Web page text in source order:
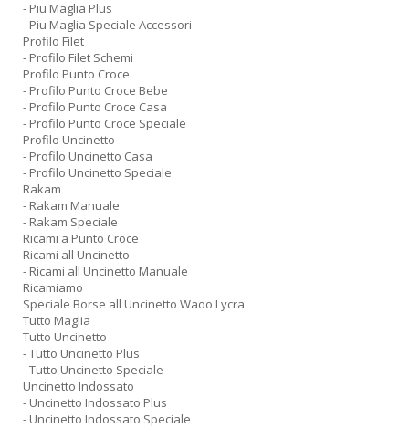
- Piu Maglia Plus
- Piu Maglia Speciale Accessori
Profilo Filet
- Profilo Filet Schemi
Profilo Punto Croce
- Profilo Punto Croce Bebe
- Profilo Punto Croce Casa
- Profilo Punto Croce Speciale
Profilo Uncinetto
- Profilo Uncinetto Casa
- Profilo Uncinetto Speciale
Rakam
- Rakam Manuale
- Rakam Speciale
Ricami a Punto Croce
Ricami all Uncinetto
- Ricami all Uncinetto Manuale
Ricamiamo
Speciale Borse all Uncinetto Waoo Lycra
Tutto Maglia
Tutto Uncinetto
- Tutto Uncinetto Plus
- Tutto Uncinetto Speciale
Uncinetto Indossato
- Uncinetto Indossato Plus
- Uncinetto Indossato Speciale